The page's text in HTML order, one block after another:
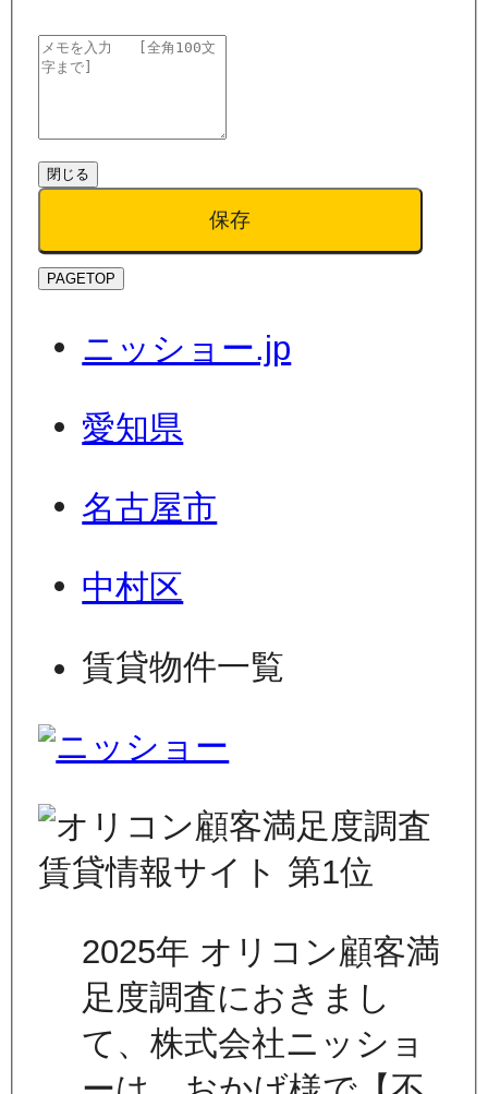
閉じる
保存
PAGETOP
ニッショー.jp
愛知県
名古屋市
中村区
賃貸物件一覧
2025年 オリコン顧客満
足度調査におきまし
て、株式会社ニッショ